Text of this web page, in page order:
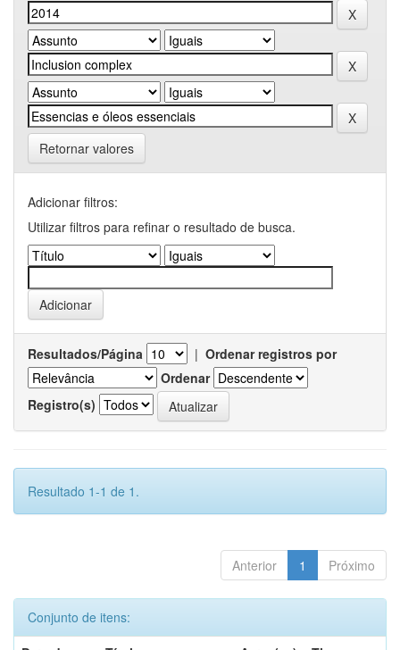
Retornar valores
Adicionar filtros:
Utilizar filtros para refinar o resultado de busca.
Resultados/Página | Ordenar registros por
Ordenar
Registro(s)
Resultado 1-1 de 1.
Anterior 1 Próximo
Conjunto de itens: